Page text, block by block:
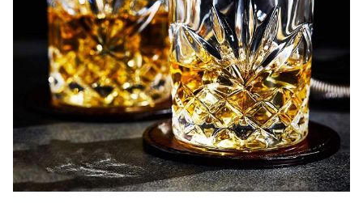
transparente e brilhante do mundo.Estes copos de cristal de
uísque brilham lindamente na luz e o elegante design torcido é
certo para impressionar os seus convidados quando servir o seu
uísque ou Old Fashioned CocktailsPerfeito para brindar em
ocasiões especiais com a família ou clientes, ou jogar póquer e
festejar com amigos.
Os lados grossos e a base não se partirão e manterão a
temperatura das suas bebidas.As paredes grossas e a base
pesada são extremamente duráveis e mantêm a sua bebida
isolada à temperatura perfeita por mais tempoQuer prefira frio
ou à temperatura ambiente, são seguros para a máquina de